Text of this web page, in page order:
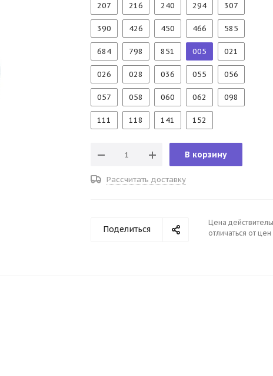
207 216 240 294 307
390 426 450 466 585
684 798 851 005 021
026 028 036 055 056
057 058 060 062 098
111 118 141 152
В корзину
Рассчитать доставку
Поделиться
Цена
отличаться от